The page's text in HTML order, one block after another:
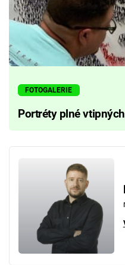
FOTOGALERIE
Portréty plné